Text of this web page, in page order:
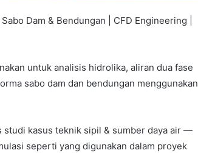
Dam & Bendungan | CFD Engineering |
untuk analisis hidrolika, aliran dua fase
sabo dam dan bendungan menggunakan
kasus teknik sipil & sumber daya air —
seperti yang digunakan dalam proyek